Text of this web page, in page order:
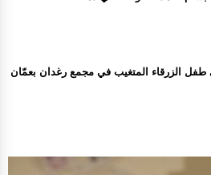
طفل الزرقاء المتغيب في مجمع رغدان بعمّان